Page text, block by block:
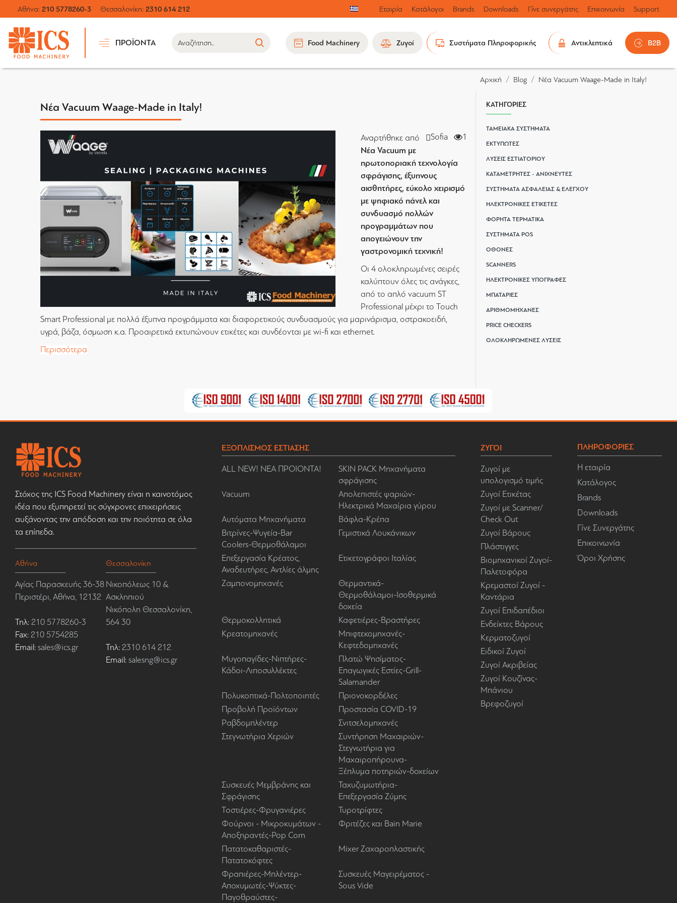
Αθήνα: 210 5778260-3 Θεσσαλονίκη: 2310 614 212 Εταιρία Κατάλογοι Brands Downloads Γίνε συνεργάτης Επικοινωνία Support
ΠΡΟΪΟΝΤΑ Food Machinery Ζυγοί Συστήματα Πληροφορικής Αντικλεπτικά B2B
Αρχική Blog Νέα Vacuum Waage-Made in Italy!
Νέα Vacuum Waage-Made in Italy!
21 / 06 / 25 Αναρτήθηκε από Sofia 1217 Προβολές
Νέα Vacuum με
πρωτοποριακή τεχνολογία
σφράγισης, έξυπνους
αισθητήρες, εύκολο χειρισμό
με ψηφιακό πάνελ και
συνδυασμό πολλών
προγραμμάτων που
απογειώνουν την
γαστρονομική τεχνική!
Οι 4 ολοκληρωμένες σειρές
καλύπτουν όλες τις ανάγκες,
από το απλό vacuum ST
Professional μέχρι το Touch
Smart Professional με πολλά έξυπνα προγράμματα και διαφορετικούς συνδυασμούς για μαρινάρισμα, οστρακοειδή,
υγρά, βάζα, όσμωση κ.α. Προαιρετικά εκτυπώνουν ετικέτες και συνδέονται με wi-fi και ethernet.
Περισσότερα
ΚΑΤΗΓΟΡΙΕΣ
ΤΑΜΕΙΑΚΑ ΣΥΣΤΗΜΑΤΑ
ΕΚΤΥΠΩΤΕΣ
ΛΥΣΕΙΣ ΕΣΤΙΑΤΟΡΙΟΥ
ΚΑΤΑΜΕΤΡΗΤΕΣ - ΑΝΙΧΝΕΥΤΕΣ
ΣΥΣΤΗΜΑΤΑ ΑΣΦΑΛΕΙΑΣ & ΕΛΕΓΧΟΥ
ΗΛΕΚΤΡΟΝΙΚΕΣ ΕΤΙΚΕΤΕΣ
ΦΟΡΗΤΑ ΤΕΡΜΑΤΙΚΑ
ΣΥΣΤΗΜΑΤΑ POS
ΟΘΟΝΕΣ
SCANNERS
ΗΛΕΚΤΡΟΝΙΚΕΣ ΥΠΟΓΡΑΦΕΣ
ΜΠΑΤΑΡΙΕΣ
ΑΡΙΘΜΟΜΗΧΑΝΕΣ
PRICE CHECKERS
ΟΛΟΚΛΗΡΩΜΕΝΕΣ ΛΥΣΕΙΣ
Στόχος της ICS Food Machinery είναι η καινοτόμος
ιδέα που εξυπηρετεί τις σύγχρονες επιχειρήσεις
αυξάνοντας την απόδοση και την ποιότητα σε όλα
τα επίπεδα.
Αθήνα
Αγίας Παρασκευής 36-38
Περιστέρι, Αθήνα, 12132
Τηλ: 210 5778260-3
Fax: 210 5754285
Email: sales@ics.gr
Θεσσαλονίκη
Νικοπόλεως 10 &
Ασκληπιού
Νικόπολη Θεσσαλονίκη,
564 30
Τηλ: 2310 614 212
Email: salesng@ics.gr
ΕΞΟΠΛΙΣΜΟΣ ΕΣΤΙΑΣΗΣ
ALL NEW! ΝΕΑ ΠΡΟΙΟΝΤΑ!
SKIN PACK Μηχανήματα
σφράγισης
Vacuum
Απολεπιστές ψαριών-
Ηλεκτρικά Μαχαίρια γύρου
Αυτόματα Μηχανήματα
Βάφλα-Κρέπα
Βιτρίνες-Ψυγεία-Bar
Coolers-Θερμοθάλαμοι
Γεμιστικά Λουκάνικων
Επεξεργασία Κρέατος,
Αναδευτήρες, Αντλίες άλμης
Ετικετογράφοι Ιταλίας
Ζαμπονομηχανές
Θερμαντικά-
Θερμοθάλαμοι-Ισοθερμικά
δοχεία
Θερμοκολλητικά
Καφετιέρες-Βραστήρες
Κρεατομηχανές
Μπιφτεκομηχανές-
Κεφτεδομηχανές
Μυγοπαγίδες-Νιπτήρες-
Κάδοι-Λιποσυλλέκτες
Πλατώ Ψησίματος-
Επαγωγικές Εστίες-Grill-
Salamander
Πολυκοπτικά-Πολτοποιητές
Πριονοκορδέλες
Προβολή Προϊόντων
Προστασία COVID-19
Ραβδομπλέντερ
Σνιτσελομηχανές
Στεγνωτήρια Χεριών
Συντήρηση Μαχαιριών-
Στεγνωτήρια για
Μαχαιροπήρουνα-
Ξέπλυμα ποτηριών-δοχείων
Συσκευές Μεμβράνης και
Σφράγισης
Ταχυζυμωτήρια-
Επεξεργασία Ζύμης
Τοστιέρες-Φρυγανιέρες
Τυροτρίφτες
Φούρνοι - Μικροκυμάτων -
Αποξηραντές-Pop Corn
Φριτέζες και Bain Marie
Πατατοκαθαριστές-
Πατατοκόφτες
Mixer Ζαχαροπλαστικής
Φραπιέρες-Μπλέντερ-
Αποχυμωτές-Ψύκτες-
Παγοθραύστες-
Συσκευές Μαγειρέματος -
Sous Vide
ΖΥΓΟΙ
Ζυγοί με
υπολογισμό τιμής
Ζυγοί Ετικέτας
Ζυγοί με Scanner/
Check Out
Ζυγοί Βάρους
Πλάστιγγες
Βιομηχανικοί Ζυγοί-
Παλετοφόρα
Κρεμαστοί Ζυγοί -
Καντάρια
Ζυγοί Επιδαπέδιοι
Ενδείκτες Βάρους
Κερματοζυγοί
Ειδικοί Ζυγοί
Ζυγοί Ακριβείας
Ζυγοί Κουζίνας-
Μπάνιου
Βρεφοζυγοί
ΠΛΗΡΟΦΟΡΙΕΣ
Η εταιρία
Κατάλογος
Brands
Downloads
Γίνε Συνεργάτης
Επικοινωνία
Όροι Χρήσης